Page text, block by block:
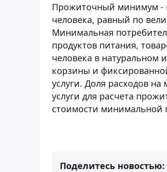
Прожиточный минимум -
человека, равный по
Минимальная
продуктов питания,
человека в натуральном
корзины и
услуги. Доля расходов
услуги для расчета
стоимости минимальной
Поделитесь новостью: